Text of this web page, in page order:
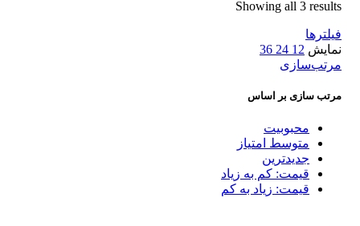
Showing all 3 results
فیلترها
نمایش 12
24
36
مرتب‌سازی
مرتب سازی بر اساس
محبوبیت
متوسط امتیاز
جدیدترین
قیمت: کم به زیاد
قیمت: زیاد به کم